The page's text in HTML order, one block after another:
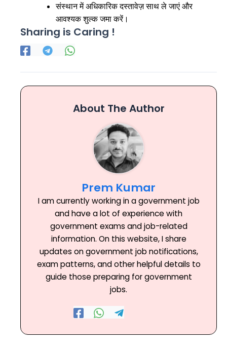
संस्थान में अधिकारिक दस्तावेज़ साथ ले जाएं और
आवश्यक शुल्क जमा करें।
Sharing is Caring !
About The Author
Prem Kumar
I am currently working in a government job
and have a lot of experience with
government exams and job-related
information. On this website, I share
updates on government job notifications,
exam patterns, and other helpful details to
guide those preparing for government
jobs.